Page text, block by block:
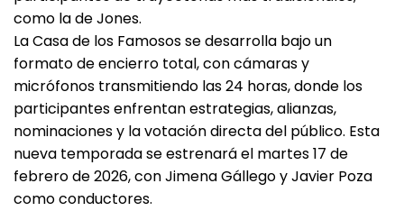
como la de Jones.
La Casa de los Famosos se desarrolla bajo un
formato de encierro total, con cámaras y
micrófonos transmitiendo las 24 horas, donde los
participantes enfrentan estrategias, alianzas,
nominaciones y la votación directa del público. Esta
nueva temporada se estrenará el martes 17 de
febrero de 2026, con Jimena Gállego y Javier Poza
como conductores.